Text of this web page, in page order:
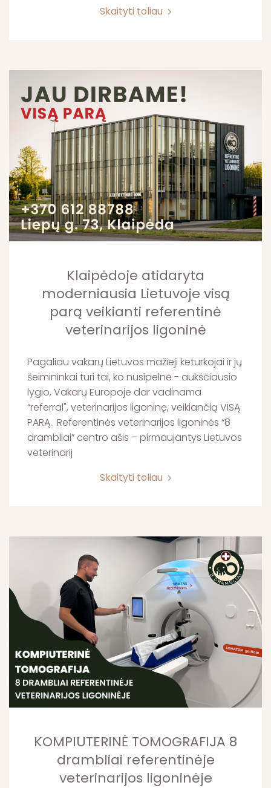
Skaityti toliau
Klaipėdoje atidaryta
moderniausia Lietuvoje visą
parą veikianti referentinė
veterinarijos ligoninė
Pagaliau vakarų Lietuvos mažieji keturkojai ir jų
šeimininkai turi tai, ko nusipelnė - aukščiausio
lygio, Vakarų Europoje dar vadinama
“referral", veterinarijos ligoninę, veikiančią VISĄ
PARĄ. Referentinės veterinarijos ligoninės “8
drambliai” centro ašis – pirmaujantys Lietuvos
veterinarij
Skaityti toliau
KOMPIUTERINĖ TOMOGRAFIJA 8
drambliai referentinėje
veterinarijos ligoninėje